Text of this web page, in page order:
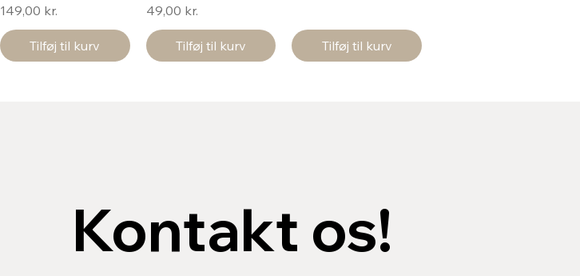
Pris
149,00 kr.
Tilføj til kurv
Pris
49,00 kr.
Tilføj til kurv Tilføj til kurv
Kontakt os!